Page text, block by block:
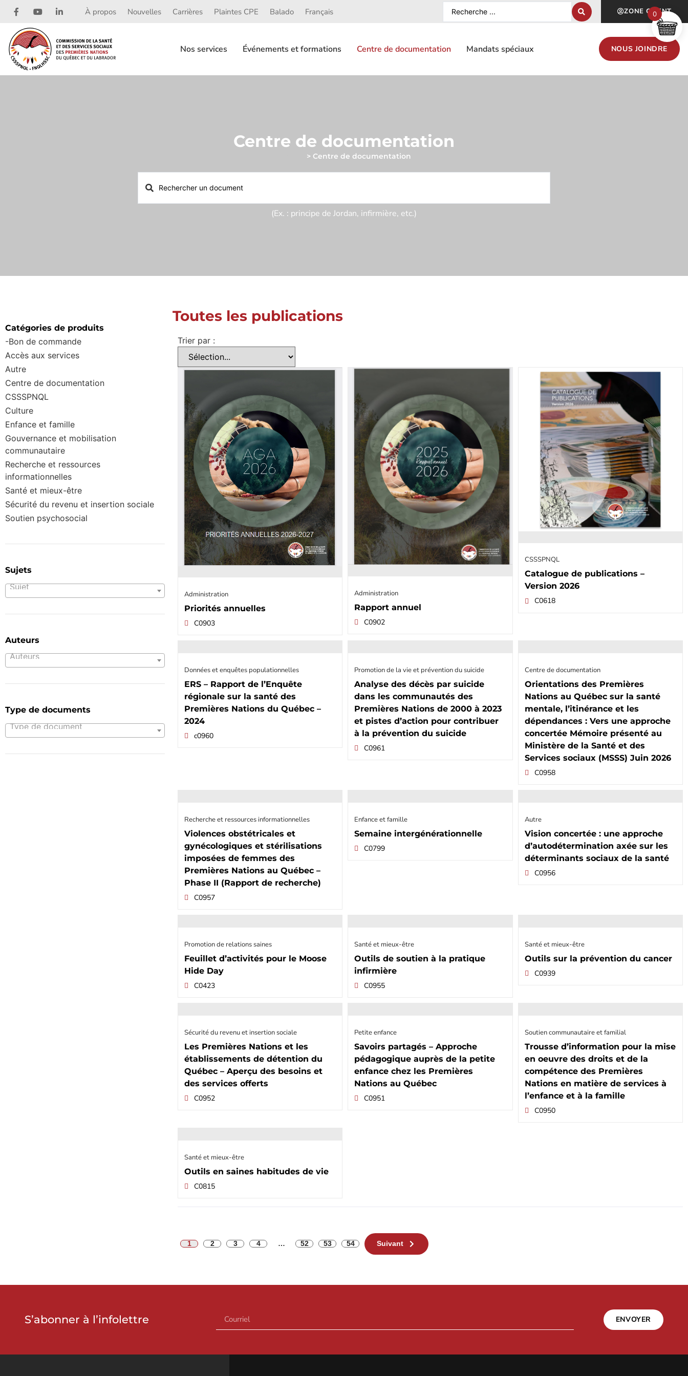
À propos Nouvelles Carrières Plaintes CPE Balado Français ZONE CLIENT
Nos services Événements et formations Centre de documentation Mandats spéciaux NOUS JOINDRE
Centre de documentation
> Centre de documentation
(Ex. : principe de Jordan, infirmière, etc.)
Catégories de produits
-Bon de commande
Accès aux services
Autre
Centre de documentation
CSSSPNQL
Culture
Enfance et famille
Gouvernance et mobilisation
communautaire
Recherche et ressources
informationnelles
Santé et mieux-être
Sécurité du revenu et insertion sociale
Soutien psychosocial
Sujets
Sujet
Auteurs
Auteurs
Type de documents
Type de document
Toutes les publications
Trier par :
Administration
Priorités annuelles
C0903
Administration
Rapport annuel
C0902
CSSSPNQL
Catalogue de publications –
Version 2026
C0618
Données et enquêtes populationnelles
ERS – Rapport de l’Enquête
régionale sur la santé des
Premières Nations du Québec –
2024
c0960
Promotion de la vie et prévention du suicide
Analyse des décès par suicide
dans les communautés des
Premières Nations de 2000 à 2023
et pistes d’action pour contribuer
à la prévention du suicide
C0961
Centre de documentation
Orientations des Premières
Nations au Québec sur la santé
mentale, l’itinérance et les
dépendances : Vers une approche
concertée Mémoire présenté au
Ministère de la Santé et des
Services sociaux (MSSS) Juin 2026
C0958
Recherche et ressources informationnelles
Violences obstétricales et
gynécologiques et stérilisations
imposées de femmes des
Premières Nations au Québec –
Phase II (Rapport de recherche)
C0957
Enfance et famille
Semaine intergénérationnelle
C0799
Autre
Vision concertée : une approche
d’autodétermination axée sur les
déterminants sociaux de la santé
C0956
Promotion de relations saines
Feuillet d’activités pour le Moose
Hide Day
C0423
Santé et mieux-être
Outils de soutien à la pratique
infirmière
C0955
Santé et mieux-être
Outils sur la prévention du cancer
C0939
Sécurité du revenu et insertion sociale
Les Premières Nations et les
établissements de détention du
Québec – Aperçu des besoins et
des services offerts
C0952
Petite enfance
Savoirs partagés – Approche
pédagogique auprès de la petite
enfance chez les Premières
Nations au Québec
C0951
Soutien communautaire et familial
Trousse d’information pour la mise
en oeuvre des droits et de la
compétence des Premières
Nations en matière de services à
l’enfance et à la famille
C0950
Santé et mieux-être
Outils en saines habitudes de vie
C0815
1 2 3 4 … 52 53 54 Suivant
S’abonner à l’infolettre ENVOYER
0